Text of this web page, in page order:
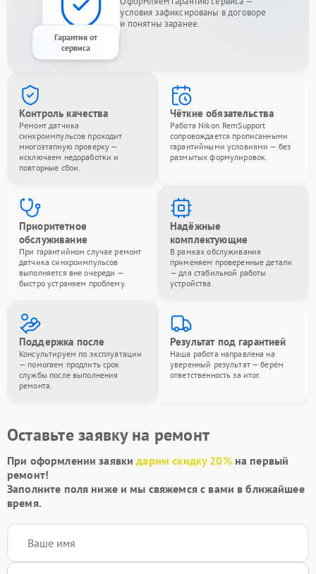
Гарантия от
сервиса
условия зафиксированы в договоре
и понятны заранее.
Контроль качества
Ремонт датчика
синхроимпульсов проходит
многоэтапную проверку —
исключаем недоработки и
повторные сбои.
Чёткие обязательства
Работа Nikon RemSupport
сопровождается прописанными
гарантийными условиями — без
размытых формулировок.
Приоритетное
обслуживание
При гарантийном случае ремонт
датчика синхроимпульсов
выполняется вне очереди —
быстро устраняем проблему.
Надёжные
комплектующие
В рамках обслуживания
применяем проверенные детали
— для стабильной работы
устройства.
Поддержка после
Консультируем по эксплуатации
— помогаем продлить срок
службы после выполнения
ремонта.
Результат под гарантией
Наша работа направлена на
уверенный результат — берём
ответственность за итог.
Оставьте заявку на ремонт
При оформлении заявкидарим скидку 20%на первый
ремонт!
Заполните поля ниже и мы свяжемся с вами в ближайшее
время.